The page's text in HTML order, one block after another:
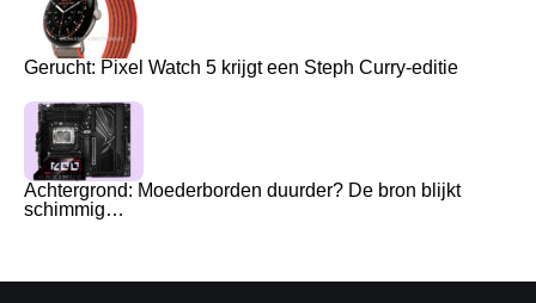
Gerucht: Pixel Watch 5 krijgt een Steph Curry-editie
Achtergrond: Moederborden duurder? De bron blijkt
schimmig…